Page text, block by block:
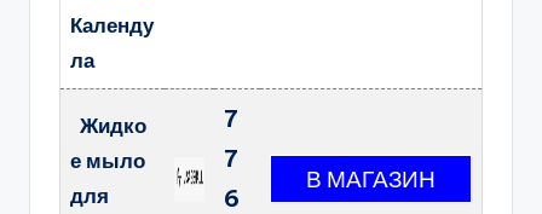
Календу
ла
Жидко
е мыло
для
7
7
6